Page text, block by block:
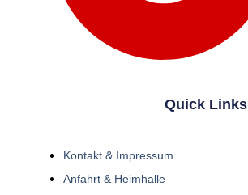
Quick Links
Kontakt & Impressum
Anfahrt & Heimhalle